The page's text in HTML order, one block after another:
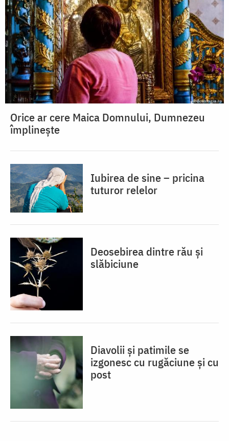
Orice ar cere Maica Domnului, Dumnezeu
împlinește
Iubirea de sine – pricina
tuturor relelor
Deosebirea dintre rău și
slăbiciune
Diavolii și patimile se
izgonesc cu rugăciune și cu
post